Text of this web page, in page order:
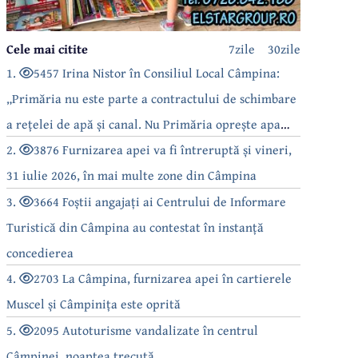
30zile
7zile
Cele mai citite
1.
5457 Irina Nistor în Consiliul Local Câmpina:
„Primăria nu este parte a contractului de schimbare
a rețelei de apă și canal. Nu Primăria oprește apa
câmpinenilor!”
2.
3876 Furnizarea apei va fi întreruptă și vineri,
31 iulie 2026, în mai multe zone din Câmpina
3.
3664 Foștii angajați ai Centrului de Informare
Turistică din Câmpina au contestat în instanță
concedierea
4.
2703 La Câmpina, furnizarea apei în cartierele
Muscel și Câmpinița este oprită
5.
2095 Autoturisme vandalizate în centrul